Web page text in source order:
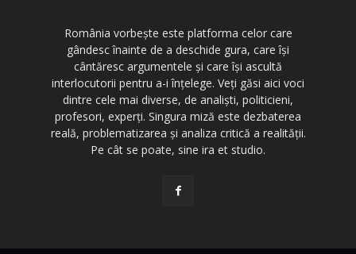
România vorbește este platforma celor care
gândesc înainte de a deschide gura, care își
cântăresc argumentele și care își ascultă
interlocutorii pentru a-i înțelege. Veți găsi aici voci
dintre cele mai diverse, de analiști, politicieni,
profesori, experți. Singura miză este dezbaterea
reală, problematizarea și analiza critică a realității.
Pe cât se poate, sine ira et studio.